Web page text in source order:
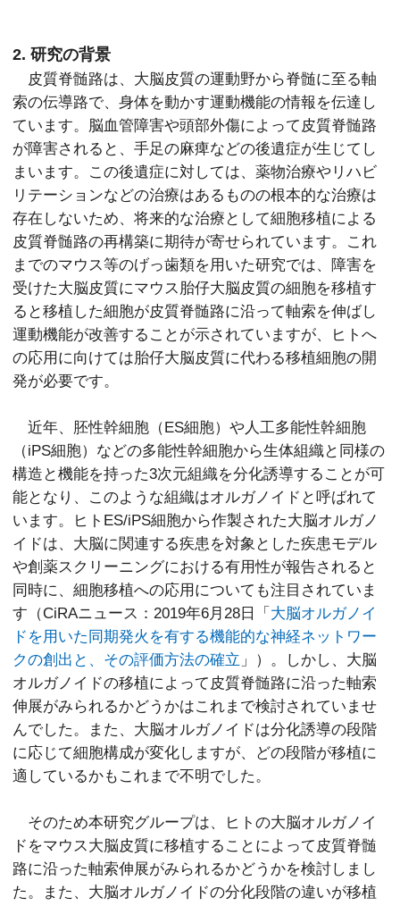
2. 研究の背景
皮質脊髄路は、大脳皮質の運動野から脊髄に至る軸
索の伝導路で、身体を動かす運動機能の情報を伝達し
ています。脳血管障害や頭部外傷によって皮質脊髄路
が障害されると、手足の麻痺などの後遺症が生じてし
まいます。この後遺症に対しては、薬物治療やリハビ
リテーションなどの治療はあるものの根本的な治療は
存在しないため、将来的な治療として細胞移植による
皮質脊髄路の再構築に期待が寄せられています。これ
までのマウス等のげっ歯類を用いた研究では、障害を
受けた大脳皮質にマウス胎仔大脳皮質の細胞を移植す
ると移植した細胞が皮質脊髄路に沿って軸索を伸ばし
運動機能が改善することが示されていますが、ヒトへ
の応用に向けては胎仔大脳皮質に代わる移植細胞の開
発が必要です。
近年、胚性幹細胞（ES細胞）や人工多能性幹細胞
（iPS細胞）などの多能性幹細胞から生体組織と同様の
構造と機能を持った3次元組織を分化誘導することが可
能となり、このような組織はオルガノイドと呼ばれて
います。ヒトES/iPS細胞から作製された大脳オルガノ
イドは、大脳に関連する疾患を対象とした疾患モデル
や創薬スクリーニングにおける有用性が報告されると
同時に、細胞移植への応用についても注目されていま
す（CiRAニュース：2019年6月28日「 大脳オルガノイ
ドを用いた同期発火を有する機能的な神経ネットワー
クの創出と、その評価方法の確立 」）。しかし、大脳
オルガノイドの移植によって皮質脊髄路に沿った軸索
伸展がみられるかどうかはこれまで検討されていませ
んでした。また、大脳オルガノイドは分化誘導の段階
に応じて細胞構成が変化しますが、どの段階が移植に
適しているかもこれまで不明でした。
そのため本研究グループは、ヒトの大脳オルガノイ
ドをマウス大脳皮質に移植することによって皮質脊髄
路に沿った軸索伸展がみられるかどうかを検討しまし
た。また、大脳オルガノイドの分化段階の違いが移植